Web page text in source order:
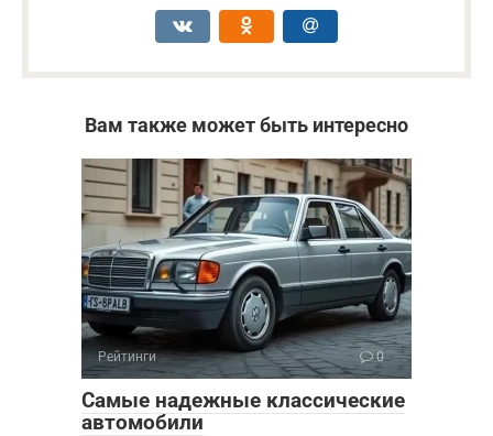
Вам также может быть интересно
Рейтинги 0
Самые надежные классические
автомобили